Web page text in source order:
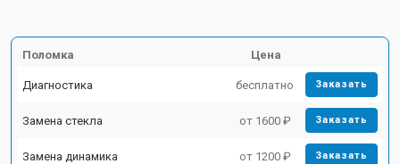
Поломка Цена
Диагностика бесплатно Заказать
Замена стекла от 1600 ₽ Заказать
Замена динамика от 1200 ₽ Заказать